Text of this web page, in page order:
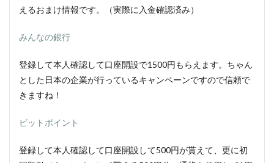
えるおまけ情報です。（実際に入金確認済み）
みんなの銀行
登録して本人確認して口座開設で1500円もらえます。ちゃん
とした日本の企業が行っているキャンペーンですので信頼で
きますね！
ビットポイント
登録して本人確認して口座開設して500円が貰えて、更に初